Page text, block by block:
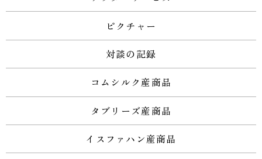
ピクチャー
対談の記録
コムシルク産商品
タブリーズ産商品
イスファハン産商品